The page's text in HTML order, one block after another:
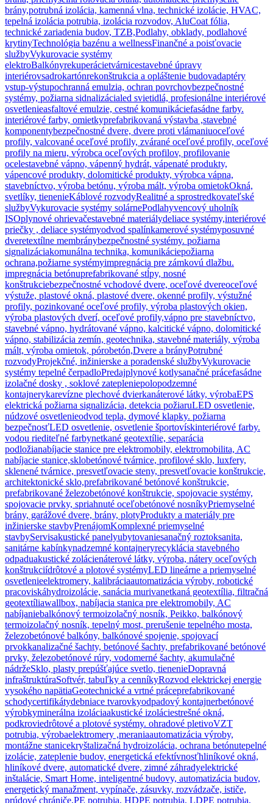
brány,potrubná izolácia, kamenná vlna, technické izolácie, HVAC,
tepelná izolácia potrubia, izolácia rozvodov, AluCoat fólia,
technické zariadenia budov, TZB,Podlahy, obklady, podlahové
krytinyTechnológia bazénu a wellnessFinančné a poisťovacie
službyVykurovacie systémy
elektroBalkónyrekuperácietvárnicestavebné úpravy
interiérovsadrokartónrekonštrukcia a opláštenie budovadaptéry
vstup-výstupochranná emulzia, ochran povrchovbezpečnostné
systémy, požiarna sidnalizácialed svietidlá, profesionálne interiérové
osvetlenieasfaltové emulzie, cestné komunikáciefasádne farby.
interiérové farby, omietkyprefabrikovaná výstavba ,stavebné
komponentybezpečnostné dvere, dvere proti vlámaniuoceľové
profily, valcované oceľové profily, zvárané oceľové profily, oceľové
profily na mieru, výrobca oceľových profilov, profilovanie
ocelestavebné vápno, vápenný hydrát, vápenaté produkty,
vápencové produkty, dolomitické produkty, výrobca vápna,
stavebníctvo, výroba betónu, výroba mált, výroba omietokOkná,
svetlíky, tienenieKáblové rozvodyRealitné a sprostredkovateľské
službyVykurovacie systémy solárnePodlahyvencový uholník
ISOplynové ohrievačestavebné materiálydeliace systémy,interiérové
priečky , deliace systémyodvod spalínkamerové systémyposuvné
dveretextílne membránybezpečnostné systémy. požiarna
signalizáciakomunálna technika, komunikáciepožiarna
ochrana,požiarne systémyimpregnácia pre zámkovú dlažbu.
impregnácia betónuprefabrikované stĺpy, nosné
konštrukciebezpečnostné vchodové dvere, oceľové dvereoceľové
výstuže, plastové okná, plastové dvere, okenné profily, výstužné
profily, pozinkované oceľové profily, výroba plastových okien,
výroba plastových dverí, oceľové profily,vápno pre stavebníctvo,
stavebné vápno, hydrátované vápno, kalcitické vápno, dolomitické
vápno, stabilizácia zemín, geotechnika, stavebné materiály, výroba
mált, výroba omietok, pórobetón,Dvere a brányPotrubné
rozvodyProjekčné, inžinierske a poradenské službyVykurovacie
systémy tepelné čerpadloPredajplynové kotlysanačné prácefasádne
izolačné dosky , soklové zatepleniepolopodzemné
kontajnerykarevízne plechové dvierkanáterové látky, výrobaEPS
elektrická požiarna signalizácia, detekcia požiaruLED osvetlenie,
núdzové osvetlenieodvod tepla, dymové klapky. požiarna
bezpečnosťLED osvetlenie, osvetlenie športovískinteriérové farby.
vodou riediteľné farbynetkané geotextílie, separácia
podložianabíjacie stanice pre elektromobily, elektromobilita, AC
nabíjacie stanice,sklobetónové tvárnice, profilové sklo, luxfery,
sklenené tvárnice, presvetľovacie steny, presvetľovacie konštrukcie,
architektonické sklo,prefabrikované betónové konštrukcie,
prefabrikované železobetónové konštrukcie, spojovacie systémy,
spojovacie prvky, spriahnuté oceľobetónové nosníkyPriemyselné
brány, garážové dvere, brány, plotyProdukty a materiály pre
inžinierske stavbyPrenájomKomplexné priemyselné
stavbyServisakustické panelyubytovaniesanačný roztoksanita,
sanitárne kabínkynadzemné kontajneryrecyklácia stavebného
odpaduakustické zolácienáterové látky, výroba, nátery oceľových
konštrukciídrôtové a plotové systémyLED lineárne a priemyselné
osvetlenieelektromery, kalibráciaautomatizácia výroby, robotické
pracoviskáhydroizolácie, sanácia murivanetkaná geotextília, filtračná
geotextíliawallbox, nabíjacia stanica pre elektromobily, AC
nabíjaniebalkónový termoizolačný nosník, Peikko, balkónový
termoizolačný nosník, tepelný most, prerušenie tepelného mosta,
železobetónové balkóny, balkónové spojenie, spojovací
prvokkanalizačné šachty, betónové šachty, prefabrikované betónové
prvky, železobetónové rúry, vodomerné šachty, akumulačné
nádržeSklo, plasty prepúšťajúce svetlo, tienenieDopravná
infraštruktúraSoftvér, tabuľky a cenníkyRozvod elektrickej energie
vysokého napätiaGeotechnické a vrtné práceprefabrikované
schodycertifikátydebniace tvarovkyodpadový kontajnerbetónové
výrobkyminerálna izoláciaakustické izoláciestrešné okná,
podkroviedrôtové a plotové systémy. ohradové pletivoVZT
potrubia, výrobaelektromery ,meraniaautomatizácia výroby,
montážne stanicekryštalizačná hydroizolácia, ochrana betónutepelné
izolácie, zateplenie budov, energetická efektívnosťhliníkové okná,
hliníkové dvere, automatické dvere, zimné záhradyelektrické
inštalácie, Smart Home, inteligentné budovy, automatizácia budov,
energetický manažment, vypínače, zásuvky, rozvádzače, ističe,
prúdové chrániče,PE potrubia, HDPE potrubia, LDPE potrubia,